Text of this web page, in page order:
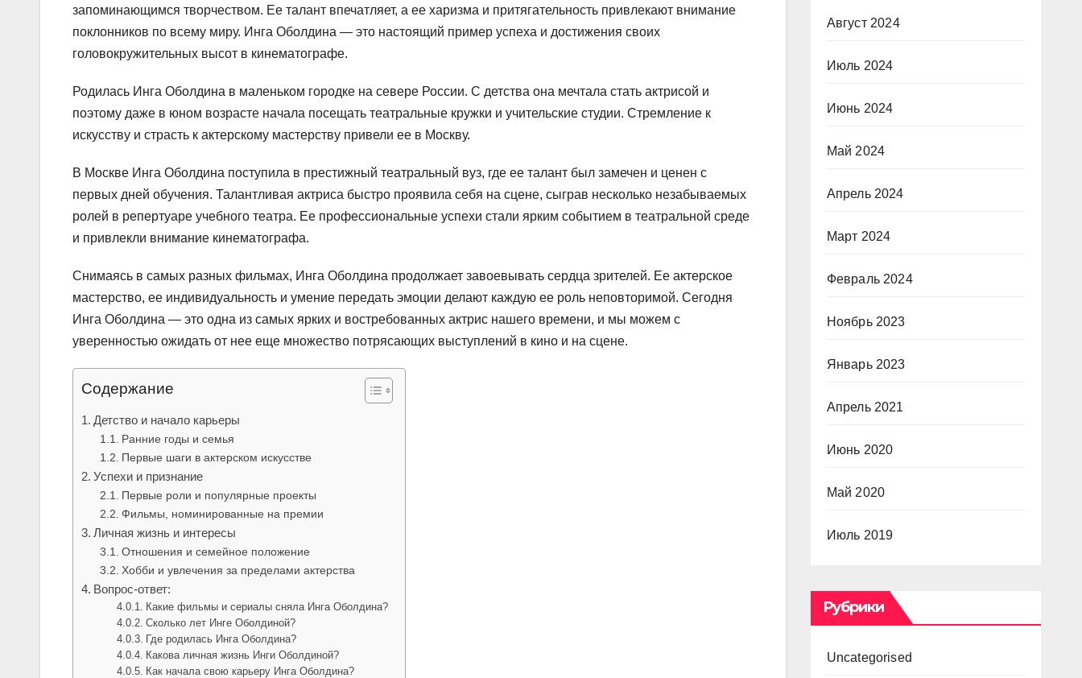
запоминающимся творчеством. Ее талант впечатляет, а ее харизма и притягательность привлекают внимание
поклонников по всему миру. Инга Оболдина — это настоящий пример успеха и достижения своих
головокружительных высот в кинематографе.
Родилась Инга Оболдина в маленьком городке на севере России. С детства она мечтала стать актрисой и
поэтому даже в юном возрасте начала посещать театральные кружки и учительские студии. Стремление к
искусству и страсть к актерскому мастерству привели ее в Москву.
В Москве Инга Оболдина поступила в престижный театральный вуз, где ее талант был замечен и ценен с
первых дней обучения. Талантливая актриса быстро проявила себя на сцене, сыграв несколько незабываемых
ролей в репертуаре учебного театра. Ее профессиональные успехи стали ярким событием в театральной среде
и привлекли внимание кинематографа.
Снимаясь в самых разных фильмах, Инга Оболдина продолжает завоевывать сердца зрителей. Ее актерское
мастерство, ее индивидуальность и умение передать эмоции делают каждую ее роль неповторимой. Сегодня
Инга Оболдина — это одна из самых ярких и востребованных актрис нашего времени, и мы можем с
уверенностью ожидать от нее еще множество потрясающих выступлений в кино и на сцене.
Содержание
Детство и начало карьеры
Ранние годы и семья
Первые шаги в актерском искусстве
Успехи и признание
Первые роли и популярные проекты
Фильмы, номинированные на премии
Личная жизнь и интересы
Отношения и семейное положение
Хобби и увлечения за пределами актерства
Вопрос-ответ:
Какие фильмы и сериалы сняла Инга Оболдина?
Сколько лет Инге Оболдиной?
Где родилась Инга Оболдина?
Какова личная жизнь Инги Оболдиной?
Как начала свою карьеру Инга Оболдина?
Август 2024
Июль 2024
Июнь 2024
Май 2024
Апрель 2024
Март 2024
Февраль 2024
Ноябрь 2023
Январь 2023
Апрель 2021
Июнь 2020
Май 2020
Июль 2019
Рубрики
Uncategorised